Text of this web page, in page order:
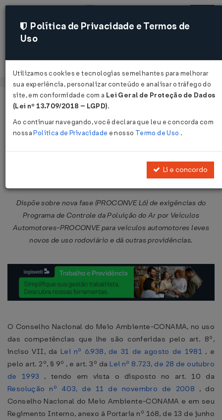
Acessar
Página Inicial Legislações
Resolução CONAMA nº 415 de
Dispõe sobre nova fase (PROCONVE L6) de exigências do
Programa de Controle da Poluição do Ar por Veículos
Automotores-PROCONVE para veículos automotores leves
novos de uso rodoviário e dá outras providências.
O Conselho Nacional do Meio Ambiente-CONAMA, no uso
das competências que lhe são conferidas pelo art. 8º,
inciso VII, da Lei nº 6.938, de 31 de agosto de 1981 , e
pelo art. 2º, § 9º , e art. 3º da Lei nº 8.723, de 28 de outubro
de 1993 , tendo em vista o disposto no art. 10 da
Resolução nº 403, de 11 de novembro de 2008 , do
Conselho Nacional do Meio Ambiente-CONAMA e em seu
Regimento Interno, anexo à Portaria nº 168, de 13 de junho
Política de Privacidade e Termos de
Uso
Utilizamos cookies e tecnologias semelhantes para melhorar
sua experiência, personalizar conteúdo e analisar o tráfego do
site, em conformidade com a Lei Geral de Proteção de Dados
(Lei nº 13.709/2018 – LGPD).
Ao continuar navegando, você declara que leu e concorda com
nossaPolítica de Privacidade e nosso Termo de Uso .
Li e concordo